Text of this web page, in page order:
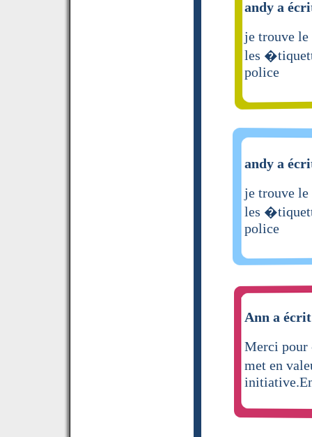
andy a
je trouve
les
police
andy a
je trouve
les
police
Ann a
Merci pour
met en